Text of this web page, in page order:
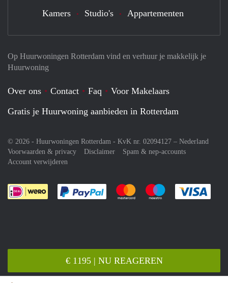
€ 1195 | NU REAGEREN
Op Huurwoningen Rotterdam vind en verhuur je makkelijk je
Huurwoning
Over ons Contact Faq
Voor Makelaars
Gratis je Huurwoning aanbieden in Rotterdam
© 2026 - Huurwoningen Rotterdam - KvK nr. 02094127 – Nederland
Voorwaarden & privacy
Disclaimer
Spam & nep-accounts
Account verwijderen
Je rekent gemakkelijk af met Paypal
Je rekent gemakkelijk af met
Je rekent
Kamers Studio's Appartementen